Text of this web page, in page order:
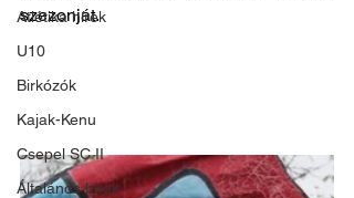
Atlétika hírek
U10
Birkózók
Kajak-Kenu
Csepel SC II
Általános hírek
szezonját.